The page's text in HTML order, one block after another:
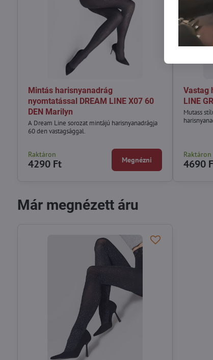
Mintás harisnyanadrág
nyomtatással DREAM LINE X07 60
DEN Marilyn
A Dream Line sorozat mintájú harisnyanadrágja
60 den vastagsággal.
Raktáron
4290 Ft Megnézni
Vastag
LINE
Mutass
Raktáron
4690
Már megnézett áru